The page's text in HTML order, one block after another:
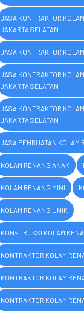
JASA KONTRAKTOR
JAKARTA SELATAN
JASA KONTRAKTOR
JASA KONTRAKTOR
JAKARTA SELATAN
JASA KONTRAKTOR
JAKARTA SELATAN
JASA PEMBUATAN KOLAM
KOLAM RENANG ANAK
KOLAM RENANG MINI
KOLAM RENANG UNIK
KONSTRUKSI KOLAM
KONTRAKTOR KOLAM
KONTRAKTOR KOLAM
KONTRAKTOR KOLAM